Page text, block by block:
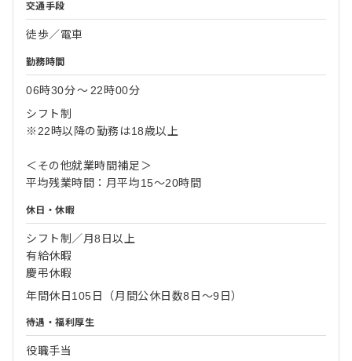
交通手段
徒歩／電車
勤務時間
06時30分〜 22時00分
シフト制
※22時以降の勤務は18歳以上
＜その他就業時間補足＞
平均残業時間：月平均15～20時間
休日・休暇
シフト制／月8日以上
有給休暇
慶弔休暇
年間休日105日（月間公休日数8日～9日）
待遇・福利厚生
役職手当